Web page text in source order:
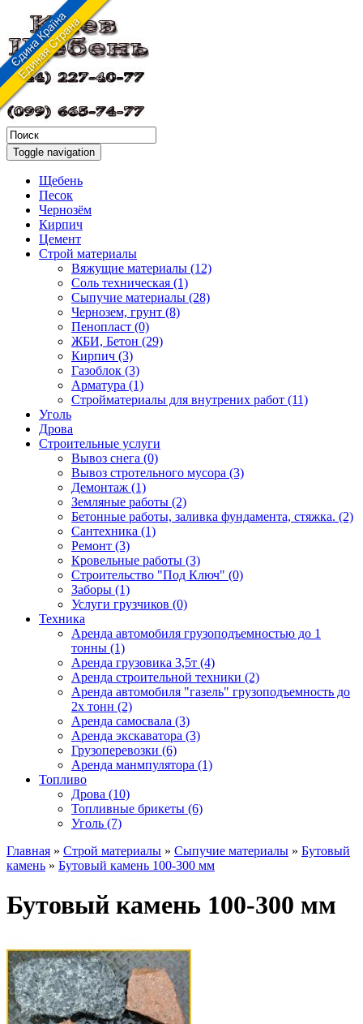
Toggle navigation
Щебень
Песок
Чернозём
Кирпич
Цемент
Строй материалы
Вяжущие материалы (12)
Соль техническая (1)
Сыпучие материалы (28)
Чернозем, грунт (8)
Пенопласт (0)
ЖБИ, Бетон (29)
Кирпич (3)
Газоблок (3)
Арматура (1)
Стройматериалы для внутрених работ (11)
Уголь
Дрова
Строительные услуги
Вывоз снега (0)
Вывоз стротельного мусора (3)
Демонтаж (1)
Земляные работы (2)
Бетонные работы, заливка фундамента, стяжка. (2)
Сантехника (1)
Ремонт (3)
Кровельные работы (3)
Строительство "Под Ключ" (0)
Заборы (1)
Услуги грузчиков (0)
Техника
Аренда автомобиля грузоподъемностью до 1
тонны (1)
Аренда грузовика 3,5т (4)
Аренда строительной техники (2)
Аренда автомобиля "газель" грузоподъемность до
2х тонн (2)
Аренда самосвала (3)
Аренда экскаватора (3)
Грузоперевозки (6)
Аренда манмпулятора (1)
Топливо
Дрова (10)
Топливные брикеты (6)
Уголь (7)
Главная » Строй материалы » Сыпучие материалы » Бутовый
камень » Бутовый камень 100-300 мм
Бутовый камень 100-300 мм